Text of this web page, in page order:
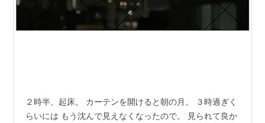
２時半、起床。 カーテンを開けると朝の月。 ３時過ぎく
らいには もう沈んで見えなくなったので。 見られて良か